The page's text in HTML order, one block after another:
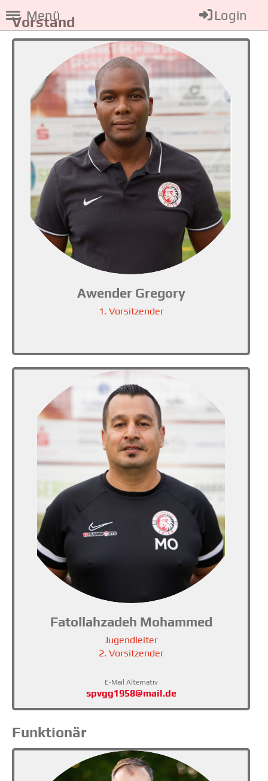
Menü Login
Vorstand
Awender Gregory
1. Vorsitzender
Fatollahzadeh Mohammed
Jugendleiter
2. Vorsitzender
E-Mail Alternativ
spvgg1958@mail.de
Funktionär